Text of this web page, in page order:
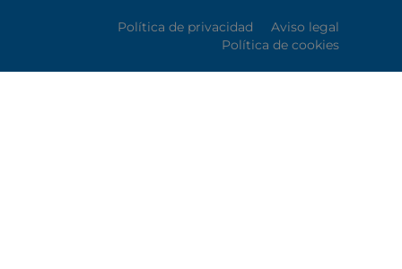
Política de privacidad
Aviso legal
Política de cookies